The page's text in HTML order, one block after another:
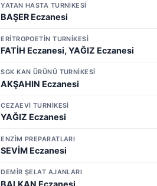
YATAN HASTA TURNİKESİ
BAŞER Eczanesi
ERİTROPOETİN TURNİKESİ
FATİH Eczanesi, YAĞIZ Eczanesi
SGK KAN ÜRÜNÜ TURNİKESİ
AKŞAHIN Eczanesi
CEZAEVİ TURNİKESİ
YAĞIZ Eczanesi
ENZİM PREPARATLARI
SEVİM Eczanesi
DEMİR ŞELAT AJANLARI
BALKAN Eczanesi